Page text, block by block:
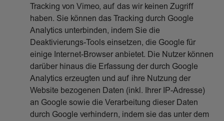
Tracking von Vimeo, auf das wir keinen Zugriff
haben. Sie können das Tracking durch Google
Analytics unterbinden, indem Sie die
Deaktivierungs-Tools einsetzen, die Google für
einige Internet-Browser anbietet. Die Nutzer können
darüber hinaus die Erfassung der durch Google
Analytics erzeugten und auf ihre Nutzung der
Website bezogenen Daten (inkl. Ihrer IP-Adresse)
an Google sowie die Verarbeitung dieser Daten
durch Google verhindern, indem sie das unter dem